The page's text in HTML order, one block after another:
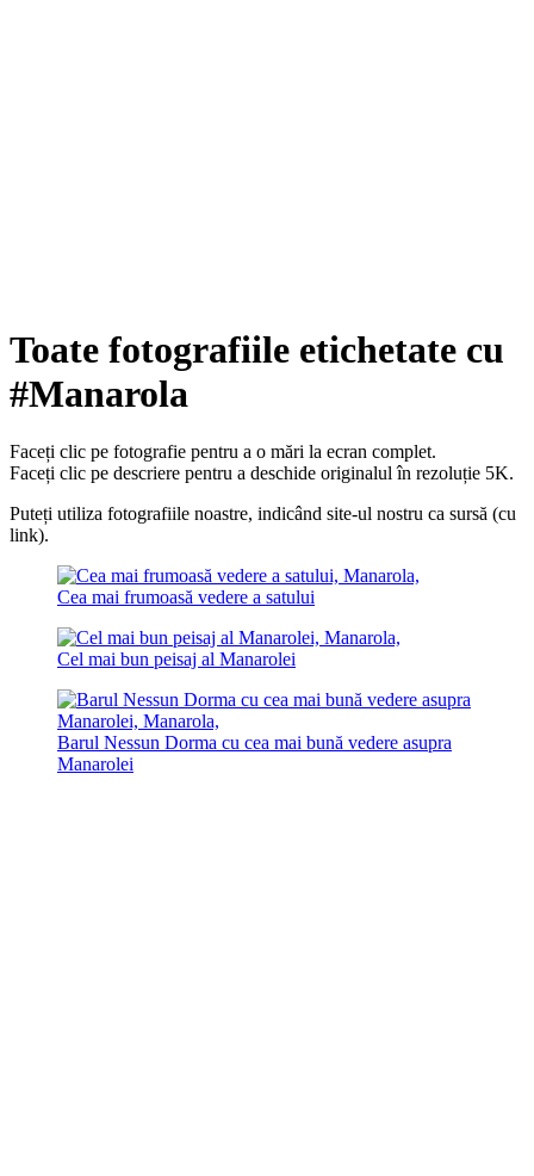
Toate fotografiile etichetate cu
#Manarola
Faceți clic pe fotografie pentru a o mări la ecran complet.
Faceți clic pe descriere pentru a deschide originalul în rezoluție 5K.
Puteți utiliza fotografiile noastre, indicând site-ul nostru ca sursă (cu
link).
Cea mai frumoasă vedere a satului
Cel mai bun peisaj al Manarolei
Barul Nessun Dorma cu cea mai bună vedere asupra
Manarolei